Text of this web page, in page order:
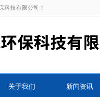
科技有限公司！
关于我们 新闻资讯